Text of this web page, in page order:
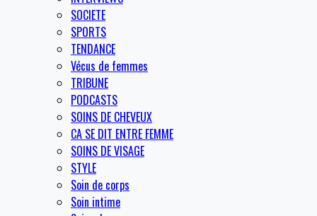
SOCIETE
SPORTS
TENDANCE
Vécus de femmes
TRIBUNE
PODCASTS
SOINS DE CHEVEUX
CA SE DIT ENTRE FEMME
SOINS DE VISAGE
STYLE
Soin de corps
Soin intime